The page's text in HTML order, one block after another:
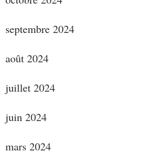
septembre 2024
août 2024
juillet 2024
juin 2024
mars 2024